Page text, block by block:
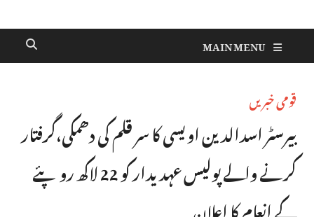
MAIN MENU
قومی خبریں
بیرسٹر اسدالدین اویسی کا سر قلم کی دھمکی،گرفتار
کرنے والے پولیس عہدیدار کو 22 لاکھ روپئے
کے انعام کا اعلان